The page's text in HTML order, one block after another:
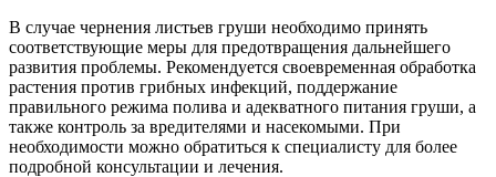
В случае чернения листьев груши необходимо принять
соответствующие меры для предотвращения дальнейшего
развития проблемы. Рекомендуется своевременная обработка
растения против грибных инфекций, поддержание
правильного режима полива и адекватного питания груши, а
также контроль за вредителями и насекомыми. При
необходимости можно обратиться к специалисту для более
подробной консультации и лечения.